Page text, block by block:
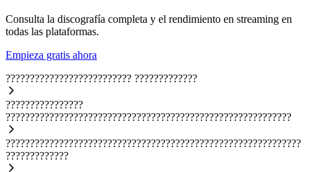
Consulta la discografía completa y el rendimiento en streaming en
todas las plataformas.
Empieza gratis ahora
?????????????????????????? ?????????????
????????????????
???????????????????????????????????????????????????????????
?????????????????????????????????????????????????????????????
?????????????